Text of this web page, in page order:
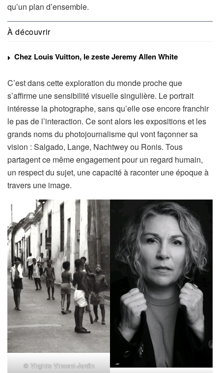
qu’un plan d’ensemble.
À découvrir
Chez Louis Vuitton, le zeste Jeremy Allen White
C’est dans cette exploration du monde proche que
s’affirme une sensibilité visuelle singulière. Le portrait
intéresse la photographe, sans qu’elle ose encore franchir
le pas de l’interaction. Ce sont alors les expositions et les
grands noms du photojournalisme qui vont façonner sa
vision : Salgado, Lange, Nachtwey ou Ronis. Tous
partagent ce même engagement pour un regard humain,
un respect du sujet, une capacité à raconter une époque à
travers une image.
© Virginie Vincent-Jardin